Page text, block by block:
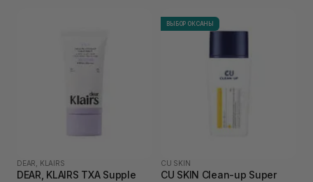
DEAR, KLAIRS
DEAR, KLAIRS TXA Supple
ВЫБОР ОКСАНЫ
CU SKIN
CU SKIN Clean-up Super